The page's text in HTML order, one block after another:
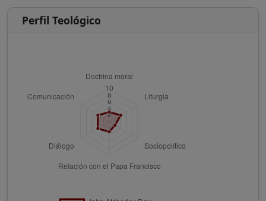
Perfil Teológico